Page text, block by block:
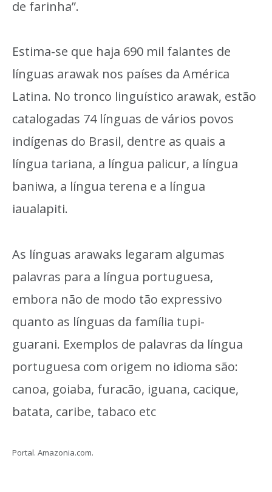
de farinha”.
Estima-se que haja 690 mil falantes de
línguas arawak nos países da América
Latina. No tronco linguístico arawak, estão
catalogadas 74 línguas de vários povos
indígenas do Brasil, dentre as quais a
língua tariana, a língua palicur, a língua
baniwa, a língua terena e a língua
iaualapiti.
As línguas arawaks legaram algumas
palavras para a língua portuguesa,
embora não de modo tão expressivo
quanto as línguas da família tupi-
guarani. Exemplos de palavras da língua
portuguesa com origem no idioma são:
canoa, goiaba, furacão, iguana, cacique,
batata, caribe, tabaco etc
Portal. Amazonia.com.